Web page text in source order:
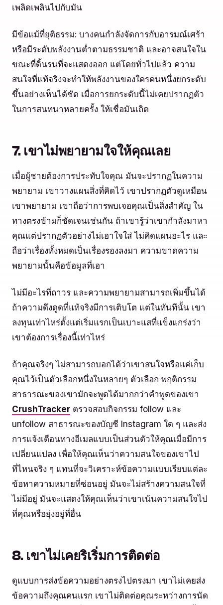
เพลิดเพลินไปกับมัน
มีข้อแม้ที่ยุติธรรม: บางคนกำลังจัดการกับอารมณ์เศร้า
หรือมีระดับพลังงานต่ำตามธรรมชาติ และอาจสนใจใน
ขณะที่ดิ้นรนที่จะแสดงออก แต่โดยทั่วไปแล้ว ความ
สนใจที่แท้จริงจะทำให้พลังงานของใครคนหนึ่งยกระดับ
ขึ้นอย่างเห็นได้ชัด เมื่อการยกระดับนี้ไม่เคยปรากฏตัว
ในการสนทนาหลายครั้ง ให้เชื่อมันเถิด
7. เขาไม่พยายามใจให้คุณเลย
เมื่อผู้ชายต้องการประทับใจคุณ มันจะปรากฏในความ
พยายาม เขาวางแผนสิ่งที่คิดไว้ เขาปรากฏตัวดูเหมือน
เขาพยายาม เขาถือว่าการพบเจอคุณเป็นสิ่งสำคัญ ใน
ทางตรงข้ามก็ชัดเจนเช่นกัน ถ้าเขารู้ว่าเขากำลังมาหา
คุณแต่ปรากฏตัวอย่างไม่เอาใจใส่ ไม่คิดแผนอะไร และ
ถือว่าเรื่องทั้งหมดเป็นเรื่องรองลงมา ความขาดความ
พยายามนั้นคือข้อมูลที่เอา
ไม่มีอะไรที่ถาวร และความพยายามสามารถเพิ่มขึ้นได้
ถ้าความดึงดูดที่แท้จริงมีการเติบโต แต่ในทันทีนั้น เขา
ลงทุนเท่าไหร่ตั้งแต่เริ่มแรกเป็นเบาะแสที่แข็งแกร่งว่า
เขาต้องการเรื่องนี้เท่าไหร่
ถ้าคุณจริงๆ ไม่สามารถบอกได้ว่าเขาสนใจหรือแค่เก็บ
คุณไว้เป็นตัวเลือกหนึ่งในหลายๆ ตัวเลือก พฤติกรรม
สาธารณะของเขามักจะพูดได้มากกว่าคำพูดของเขา
CrushTracker ตรวจสอบกิจกรรม follow และ
unfollow สาธารณะของบัญชี Instagram ใด ๆ และส่ง
การแจ้งเตือนทางอีเมลแบบเป็นส่วนตัวให้คุณเมื่อมีการ
เปลี่ยนแปลง เพื่อให้คุณเห็นว่าความสนใจของเขาไป
ที่ไหนจริง ๆ แทนที่จะวิเคราะห์ข้อความแบบเรียบแต่ละ
ข้อหาความหมายที่ซ่อนอยู่ มันจะไม่สร้างความสนใจที่
ไม่มีอยู่ มันจะแสดงให้คุณเห็นว่าเขาเน้นความสนใจไป
ที่คุณหรือยุ่งอยู่ที่อื่น
8. เขาไม่เคยริเริ่มการติดต่อ
ดูแบบการส่งข้อความอย่างตรงไปตรงมา เขาไม่เคยส่ง
ข้อความถึงคุณคนแรก เขาไม่ติดต่อคุณระหว่างการนัด